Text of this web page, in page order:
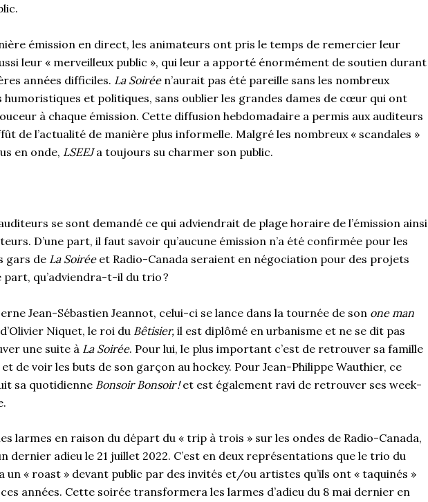
émission en direct, les animateurs ont pris le temps de remercier leur
leur « merveilleux public », qui leur a apporté énormément de soutien durant
années difficiles. La Soiréen’aurait pas été pareille sans les nombreux
et politiques, sans oublier les grandes dames de cœur qui ont
à chaque émission. Cette diffusion hebdomadaire a permis aux auditeurs
de l’actualité de manière plus informelle. Malgré les nombreux « scandales »
en onde, LSEEJa toujours su charmer son public.
se sont demandé ce qui adviendrait de plage horaire de l’émission ainsi
D’une part, il faut savoir qu’aucune émission n’a été confirmée pour les
gars de La Soiréeet Radio-Canada seraient en négociation pour des projets
part, qu’adviendra-t-il du trio ?
Jean-Sébastien Jeannot, celui-ci se lance dans la tournée de son one man
Niquet, le roi du Bêtisier, il est diplômé en urbanisme et ne se dit pas
une suite à La Soirée. Pour lui, le plus important c’est de retrouver sa famille
de voir les buts de son garçon au hockey. Pour Jean-Philippe Wauthier, ce
sa quotidienne Bonsoir Bonsoir!et est également ravi de retrouver ses week-
larmes en raison du départ du « trip à trois » sur les ondes de Radio-Canada,
dernier adieu le 21 juillet 2022. C’est en deux représentations que le trio du
un « roast » devant public par des invités et/ou artistes qu’ils ont « taquinés »
années. Cette soirée transformera les larmes d’adieu du 8 mai dernier en